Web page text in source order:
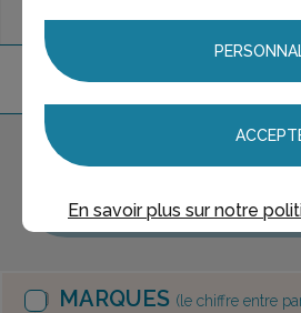
marquestrouvées
Aucune marque
AJOUTER AU
MARQUES (le chiffre entre
En savoir plus sur notre